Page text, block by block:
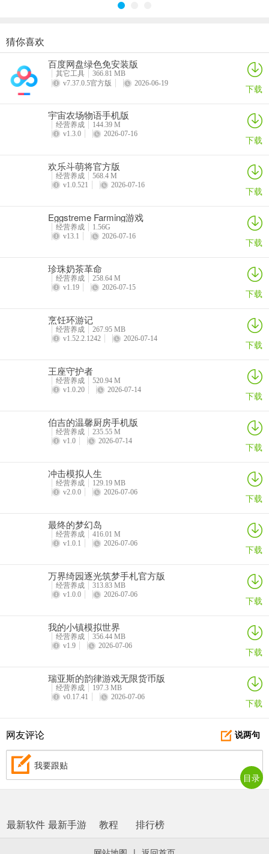
答案：七天为一个赛季。
问题：如何在游戏中获胜？
答案：通过投掷骰子在棋盘中行走，建房收对手过路费，赢光对手所
珍珠奶茶革命
详情
烹饪环游记
详情
王座守护者
伯吉的温馨厨房手机版
猜你喜欢
百度网盘绿色免安装版
其它工具
366.81 MB
v7.37.0.5官方版
2026-06-19 下载
宇宙农场物语手机版
经营养成
144.39 M
v1.3.0
2026-07-16 下载
欢乐斗萌将官方版
经营养成
568.4 M
v1.0.521
2026-07-16 下载
Eggstreme Farming游戏
经营养成
1.56G
v13.1
2026-07-16 下载
珍珠奶茶革命
经营养成
258.64 M
v1.19
2026-07-15 下载
烹饪环游记
经营养成
267.95 MB
v1.52.2.1242
2026-07-14 下载
王座守护者
经营养成
520.94 M
v1.0.20
2026-07-14 下载
伯吉的温馨厨房手机版
经营养成
235.55 M
v1.0
2026-07-14 下载
冲击模拟人生
经营养成
129.19 MB
v2.0.0
2026-07-06 下载
最终的梦幻岛
经营养成
416.01 M
v1.0.1
2026-07-06 下载
万界绮园逐光筑梦手札官方版
经营养成
313.83 MB
v1.0.0
2026-07-06 下载
我的小镇模拟世界
经营养成
356.44 MB
v1.9
2026-07-06 下载
瑞亚斯的韵律游戏无限货币版
经营养成
197.3 MB
v0.17.41
2026-07-06 下载
说两句
网友评论
我要跟贴
最新软件 最新手游 教程 排行榜
目录